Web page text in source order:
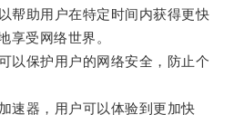
助用户在特定时间内获得更快
享受网络世界。
保护用户的网络安全，防止个
器，用户可以体验到更加快